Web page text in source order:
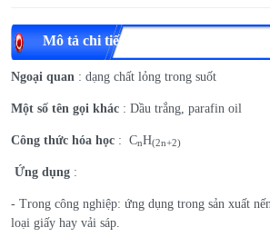
Mô tả chi tiết
Ngoại quan : dạng chất lỏng trong suốt
Một số tên gọi khác : Dầu trắng, parafin oil
Công thức hóa học : CnH(2n+2)
Ứng dụng :
- Trong công nghiệp: ứng dụng trong sản xuất
loại giấy hay vải sáp.